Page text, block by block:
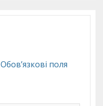
Обов’язкові поля